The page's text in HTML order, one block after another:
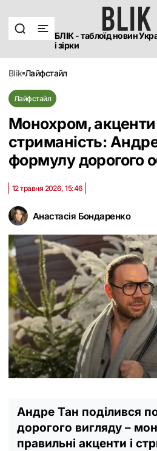
БЛІК - таблоїд новин
і зірки
blik лайфстайл
Лайфстайл
Монохром, акценти
стриманість:
формулу дорогого
Анастасія Бондаренко
12 травня 2026, 15:46
Андре Тан поділився
дорогого вигляду –
правильні акценти і